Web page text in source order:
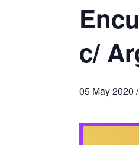
c/
05 May 2020